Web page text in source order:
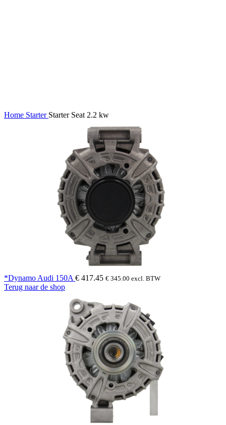
Home Starter Starter Seat 2.2 kw
*Dynamo Audi 150A € 417.45 € 345.00 excl. BTW
Terug naar de shop